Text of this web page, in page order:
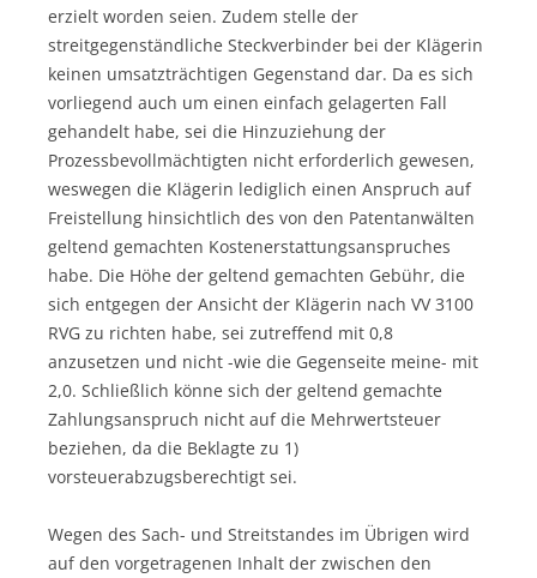
erzielt worden seien. Zudem stelle der
streitgegenständliche Steckverbinder bei der Klägerin
keinen umsatzträchtigen Gegenstand dar. Da es sich
vorliegend auch um einen einfach gelagerten Fall
gehandelt habe, sei die Hinzuziehung der
Prozessbevollmächtigten nicht erforderlich gewesen,
weswegen die Klägerin lediglich einen Anspruch auf
Freistellung hinsichtlich des von den Patentanwälten
geltend gemachten Kostenerstattungsanspruches
habe. Die Höhe der geltend gemachten Gebühr, die
sich entgegen der Ansicht der Klägerin nach VV 3100
RVG zu richten habe, sei zutreffend mit 0,8
anzusetzen und nicht -wie die Gegenseite meine- mit
2,0. Schließlich könne sich der geltend gemachte
Zahlungsanspruch nicht auf die Mehrwertsteuer
beziehen, da die Beklagte zu 1)
vorsteuerabzugsberechtigt sei.
Wegen des Sach- und Streitstandes im Übrigen wird
auf den vorgetragenen Inhalt der zwischen den